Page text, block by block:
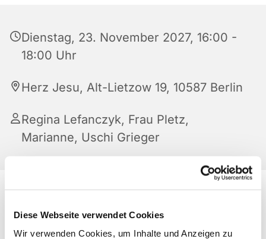
Diese Webseite verwendet Cookies
Wir verwenden Cookies, um Inhalte und Anzeigen zu
Dienstag, 23. November 2027, 16:00 -
18:00 Uhr
Herz Jesu, Alt-Lietzow 19, 10587 Berlin
Regina Lefanczyk, Frau Pletz,
Marianne, Uschi Grieger